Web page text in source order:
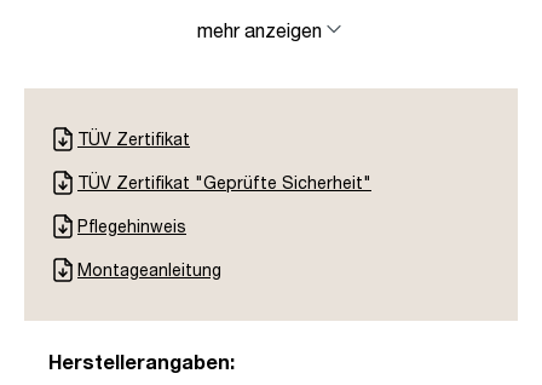
mehr anzeigen
TÜV Zertifikat
TÜV Zertifikat "Geprüfte Sicherheit"
Pflegehinweis
Montageanleitung
Herstellerangaben: